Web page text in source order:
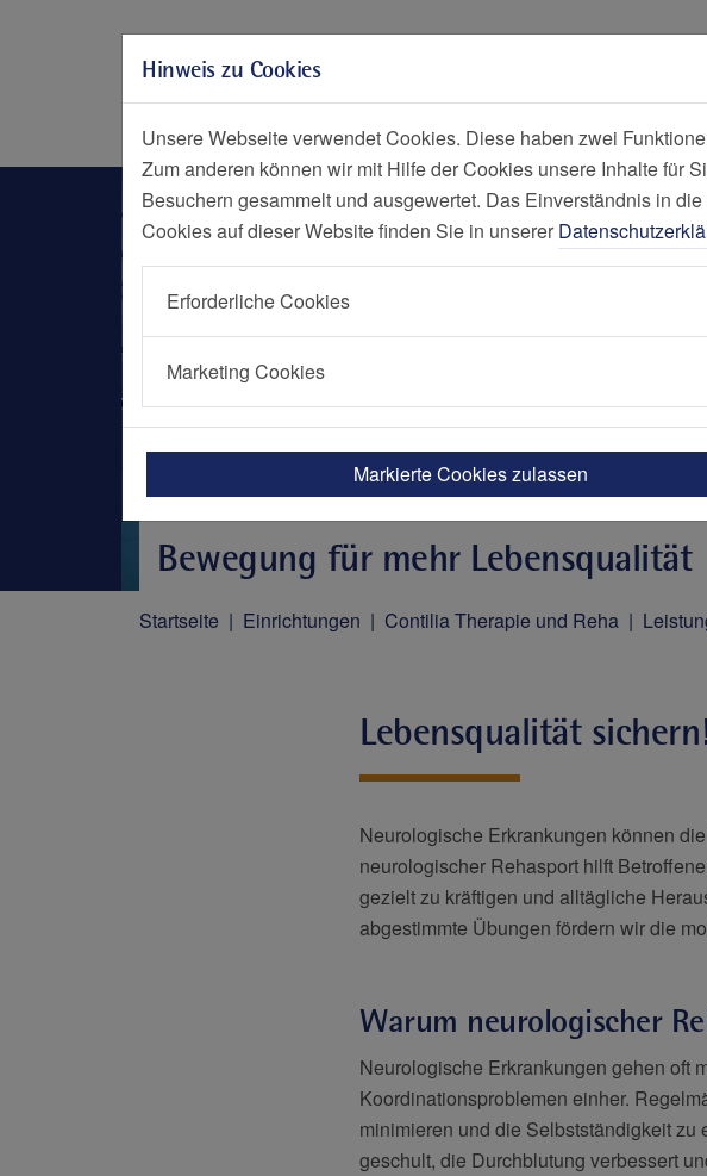
Zum Seitenende springen
Menü Social Media
Neurologischer Rehasport
Bewegung für mehr Lebensqualität
Startseite Einrichtungen Contilia Therapie und Reha
Lebensqualität
Neurologische Erkrankungen können
neurologischer Rehasport hilft
gezielt zu kräftigen und alltägliche
abgestimmte Übungen fördern wir die
Warum neurologischer
Neurologische Erkrankungen gehen oft
Koordinationsproblemen einher.
minimieren und die Selbstständigkeit
geschult, die Durchblutung verbessert
Hinweis zu Cookies
Unsere Webseite verwendet Cookies. Diese haben zwei
Zum anderen können wir mit Hilfe der Cookies unsere Inhalte für
Besuchern gesammelt und ausgewertet. Das Einverständnis in
Cookies auf dieser Website finden Sie in unserer
Erforderliche Cookies
Marketing Cookies
Markierte Cookies zulassen